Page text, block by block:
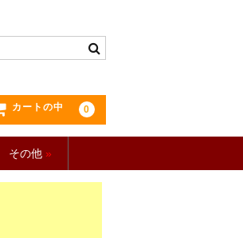
カートの中 0
その他 »